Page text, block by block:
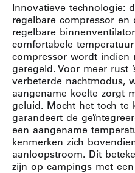
Innovatieve technologie:
regelbare compressor
regelbare
comfortabele
compressor wordt indien
geregeld. Voor meer rust
verbeterde nachtmodus,
aangename koelte zorgt
geluid. Mocht het toch te
garandeert de
een aangename
kenmerken zich
aanloopstroom. Dit
zijn op campings met